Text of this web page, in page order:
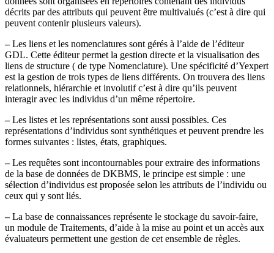
décrits par des attributs qui peuvent être multivalués (c’est à dire qui
peuvent contenir plusieurs valeurs).
–Les liens et les nomenclatures sont gérés à l’aide de l’éditeur
GDL. Cette éditeur permet la gestion directe et la visualisation des
liens de structure ( de type Nomenclature). Une spécificité d’Yexpert
est la gestion de trois types de liens différents. On trouvera des liens
relationnels, hiérarchie et involutif c’est à dire qu’ils peuvent
interagir avec les individus d’un même répertoire.
–Les listes et les représentations sont aussi possibles. Ces
représentations d’individus sont synthétiques et peuvent prendre les
formes suivantes : listes, états, graphiques.
–Les requêtes sont incontournables pour extraire des informations
de la base de données de DKBMS, le principe est simple : une
sélection d’individus est proposée selon les attributs de l’individu ou
ceux qui y sont liés.
–La base de connaissances représente le stockage du savoir-faire,
un module de Traitements, d’aide à la mise au point et un accès aux
évaluateurs permettent une gestion de cet ensemble de règles.